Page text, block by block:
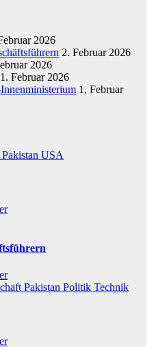
2026
2. Februar 2026
2026
1. Februar 2026
1. Februar
Pakistan USA
Pakistan Politik Technik